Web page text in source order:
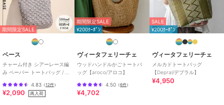
幾何学柄/その他柄/
み/大(幅31～45cm以下)
ライフ
スタイル/マリン・プール /軽
量 700ｇ以下
かごバッグ
幾何学柄 / その他柄 / 透かし編
ライフ
スタイル/マリン・プール
量 700ｇ以下
期間限定SALE
ベース
チャーム付き シアーレース編
み ペーパー トートバッグ / レ
対応
4.83 （12件）
¥2,090 再入荷
期間限定SALE
¥200ｸｰﾎﾟﾝ
ヴィータフェリーチェ
ウッドハンドルかごトートバ
ッグ【aroco/アロコ】
4.50 （6件）
¥4,702
SALE
¥200ｸｰﾎﾟﾝ
ヴィータフェリーチェ
メルカドトートバッグ
【Depral/デプラル】
¥4,950